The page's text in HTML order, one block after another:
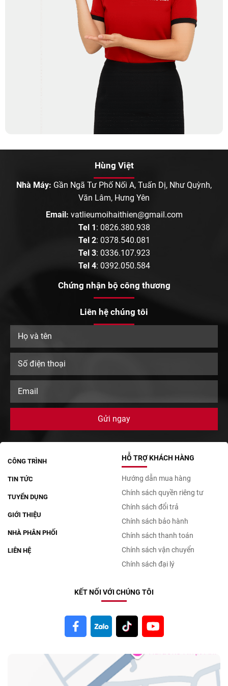
Hùng Việt
Nhà Máy: Gần Ngã Tư Phố Nối A, Tuấn Dị, Như Quỳnh,
Văn Lâm, Hưng Yên
Email: vatlieumoihaithien@gmail.com
Tel 1: 0826.380.938
Tel 2: 0378.540.081
Tel 3: 0336.107.923
Tel 4: 0392.050.584
Chứng nhận bộ công thương
Liên hệ chúng tôi
CÔNG TRÌNH
TIN TỨC
TUYỂN DỤNG
GIỚI THIỆU
NHÀ PHÂN PHỐI
LIÊN HỆ
HỖ TRỢ KHÁCH HÀNG
Hướng dẫn mua hàng
Chính sách quyền riêng tư
Chính sách đổi trả
Chính sách bảo hành
Chính sách thanh toán
Chính sách vận chuyển
Chính sách đại lý
KẾT NỐI VỚI CHÚNG TÔI